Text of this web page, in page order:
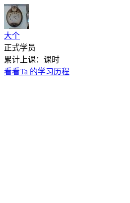
大个
正式学员
累计上课：课时
看看Ta 的学习历程